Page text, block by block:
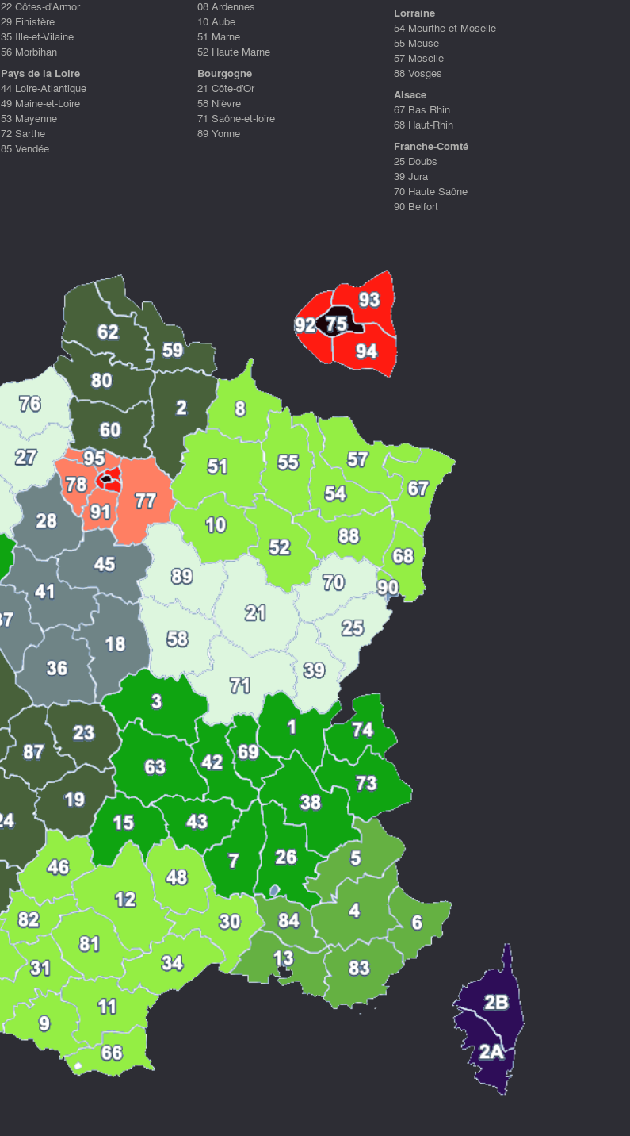
22 Côtes-d'Armor
29 Finistère
35 Ille-et-Vilaine
56 Morbihan
Pays de la Loire
44 Loire-Atlantique
49 Maine-et-Loire
53 Mayenne
72 Sarthe
85 Vendée
08 Ardennes
10 Aube
51 Marne
52 Haute Marne
Bourgogne
21 Côte-d'Or
58 Nièvre
71 Saône-et-loire
89 Yonne
Lorraine
54 Meurthe-et-Moselle
55 Meuse
57 Moselle
88 Vosges
Alsace
67 Bas Rhin
68 Haut-Rhin
Franche-Comté
25 Doubs
39 Jura
70 Haute Saône
90 Belfort